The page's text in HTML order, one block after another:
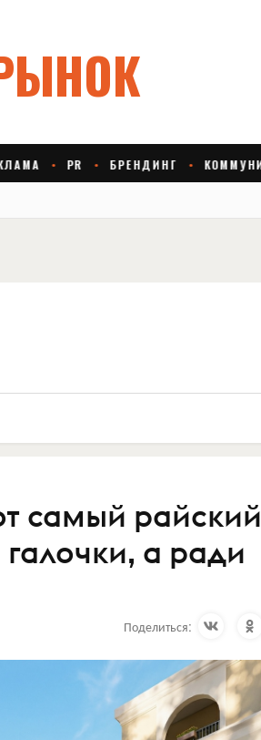
самый райский
а ради
Поделиться: